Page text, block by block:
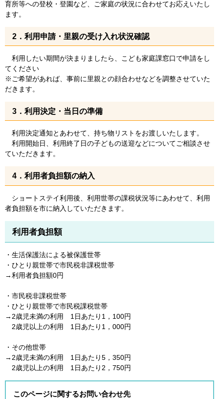
育所等への登校・登園など、ご家庭の状況に合わせてお応えいたし
ます。
2．利用申請・里親の受け入れ状況確認
利用したい期間が決まりましたら、こども家庭課窓口で申請をし
てください
※ご希望があれば、事前に里親との顔合わせなどを調整させていた
だきます。
3．利用決定・当日の準備
利用決定通知とあわせて、持ち物リストをお渡しいたします。
利用開始日、利用終了日の子どもの送迎などについてご相談させ
ていただきます。
4．利用者負担額の納入
ショートステイ利用後、利用世帯の課税状況等にあわせて、利用
者負担額を市に納入していただきます。
利用者負担額
・生活保護法による被保護世帯
・ひとり親世帯で市民税非課税世帯
→利用者負担額0円
・市民税非課税世帯
・ひとり親世帯で市民税課税世帯
→2歳児未満の利用 1日あたり1，100円
2歳児以上の利用 1日あたり1，000円
・その他世帯
→2歳児未満の利用 1日あたり5，350円
2歳児以上の利用 1日あたり2，750円
このページに関するお問い合わせ先